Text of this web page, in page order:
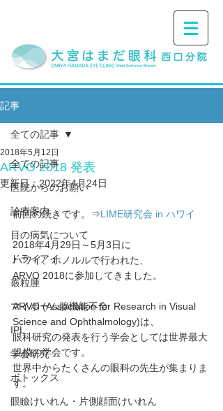
記事
全ての記事
医院からのお願い
診療案内
目の病気について
ドライアイ
霰粒腫
マイボーム腺機能不全
IPL
学会研究
ボトックス
眼瞼けいれん・片側顔面けいれん
全ての記事
ARVO 2018 発表
2018年5月12日
更新日：2022年4月24日
前回の続きです。⇒LIME研究会 in ハワイ
2018年4月29日～5月3日に
ハワイ、ホノルルで行われた、
ARVO 2018に参加してきました。
ARVO (Association for Research in Visual
Science and Ophthalmology)は、
眼科研究の発表を行う学会としては世界最大
規模の学会です。
世界中からたくさんの眼科の先生が集まりま
す。